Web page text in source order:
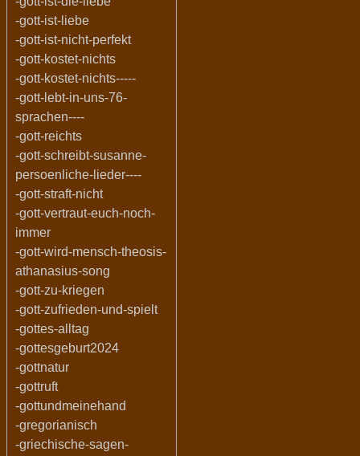
-gott-ist-liebe
-gott-ist-nicht-perfekt
-gott-kostet-nichts
-gott-kostet-nichts-----
-gott-lebt-in-uns-76-
sprachen----
-gott-reichts
-gott-schreibt-susanne-
persoenliche-lieder----
-gott-straft-nicht
-gott-vertraut-euch-noch-
immer
-gott-wird-mensch-theosis-
athanasius-song
-gott-zu-kriegen
-gott-zufrieden-und-spielt
-gottes-alltag
-gottesgeburt2024
-gottnatur
-gottruft
-gottundmeinehand
-gregorianisch
-griechische-sagen-